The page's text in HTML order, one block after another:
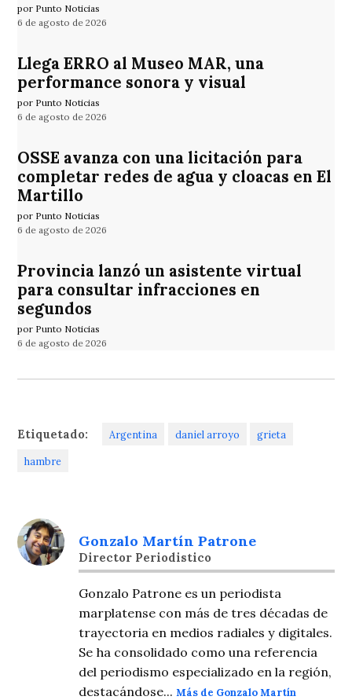
por Punto Noticias
6 de agosto de 2026
Llega ERRO al Museo MAR, una
performance sonora y visual
por Punto Noticias
6 de agosto de 2026
OSSE avanza con una licitación para
completar redes de agua y cloacas en El
Martillo
por Punto Noticias
6 de agosto de 2026
Provincia lanzó un asistente virtual
para consultar infracciones en
segundos
por Punto Noticias
6 de agosto de 2026
Etiquetado: Argentina daniel arroyo grieta
hambre
Gonzalo Martín Patrone
Director Periodistico
Gonzalo Patrone es un periodista
marplatense con más de tres décadas de
trayectoria en medios radiales y digitales.
Se ha consolidado como una referencia
del periodismo especializado en la región,
destacándose...Más de Gonzalo Martín